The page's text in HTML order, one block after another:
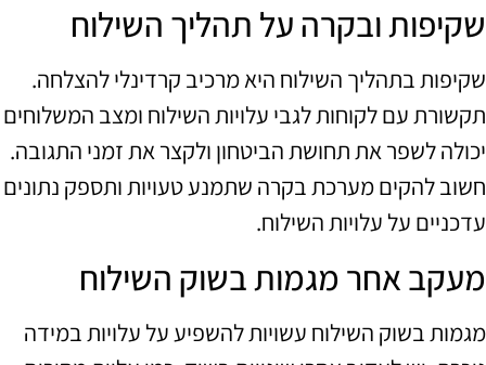
שקיפות ובקרה על תהליך השילוח
שקיפות בתהליך השילוח היא מרכיב קרדינלי להצלחה.
תקשורת עם לקוחות לגבי עלויות השילוח ומצב המשלוחים
יכולה לשפר את תחושת הביטחון ולקצר את זמני התגובה.
חשוב להקים מערכת בקרה שתמנע טעויות ותספק נתונים
עדכניים על עלויות השילוח.
מעקב אחר מגמות בשוק השילוח
מגמות בשוק השילוח עשויות להשפיע על עלויות במידה